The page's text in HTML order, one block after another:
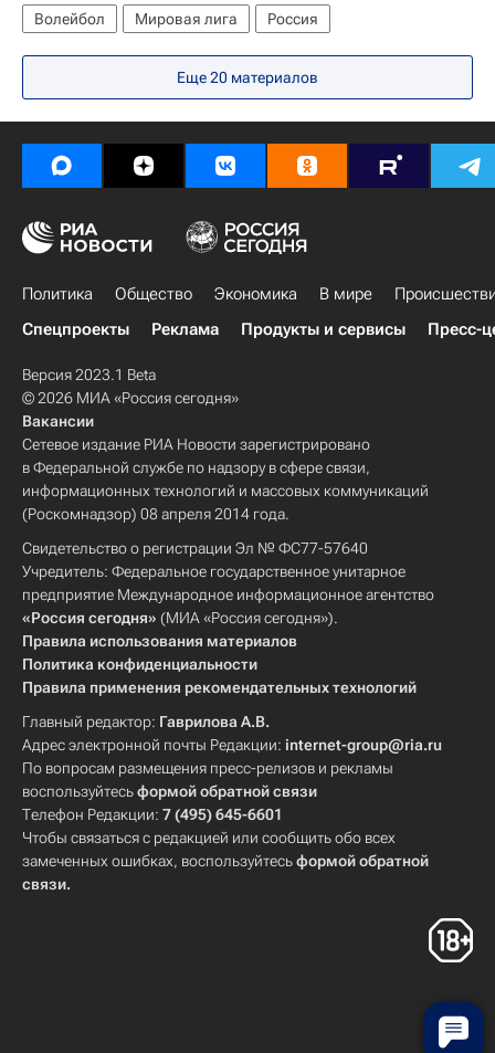
Волейбол Мировая лига Россия
Еще 20 материалов
Политика Общество Экономика В мире
Спецпроекты
Реклама Продукты и сервисы Пресс-
Версия 2023.1 Beta
© 2026 МИА «Россия сегодня»
Вакансии
Сетевое издание РИА Новости зарегистрировано
в Федеральной службе по надзору в сфере связи,
информационных технологий и массовых коммуникаций
(Роскомнадзор) 08 апреля 2014 года.
Свидетельство о регистрации Эл № ФС77-57640
Учредитель: Федеральное государственное унитарное
предприятие Международное информационное агентство
«Россия сегодня» (МИА «Россия сегодня»).
Правила использования материалов
Политика конфиденциальности
Правила применения рекомендательных технологий
Главный редактор: Гаврилова А.В.
Адрес электронной почты Редакции: internet-group@ria.ru
По вопросам размещения пресс-релизов и рекламы
воспользуйтесьформой обратной связи
Телефон Редакции: 7 (495) 645-6601
Чтобы связаться с редакцией или сообщить обо всех
замеченных ошибках, воспользуйтесьформой обратной
связи.